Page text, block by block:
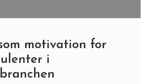
motivation for
i